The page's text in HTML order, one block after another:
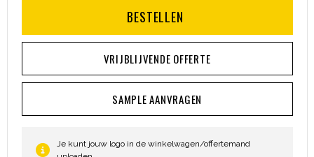
BESTELLEN
VRIJBLIJVENDE OFFERTE
SAMPLE AANVRAGEN
Je kunt jouw logo in de winkelwagen/offertemand